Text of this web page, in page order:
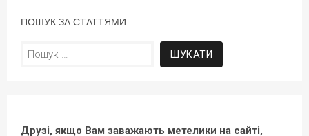
ПОШУК ЗА СТАТТЯМИ
Пошук:
Друзі, якщо Вам заважають метелики на сайті,